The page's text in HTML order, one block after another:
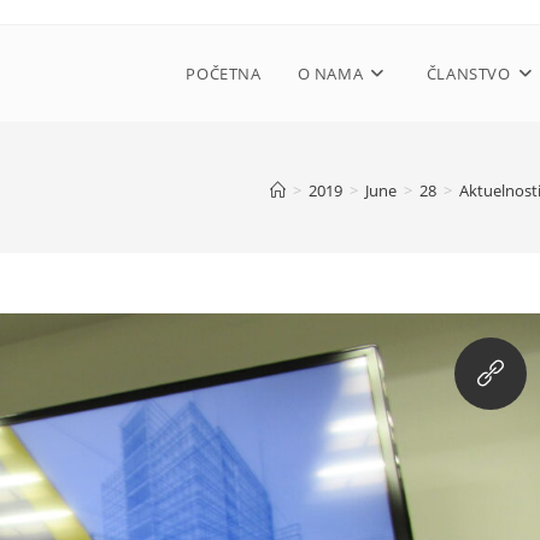
POČETNA O NAMA ČLANSTVO
> 2019 > June > 28 > Aktuelnosti